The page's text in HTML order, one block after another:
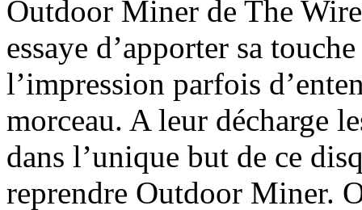
Outdoor Miner de The
essaye d’apporter sa
l’impression parfois
morceau. A leur décharge
dans l’unique but de ce
reprendre Outdoor Miner.